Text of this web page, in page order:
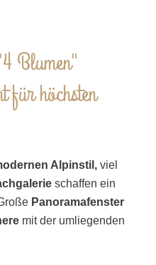
Blumen"
für höchsten
Alpinstil, viel
schaffen ein
Panoramafenster
mit der umliegenden